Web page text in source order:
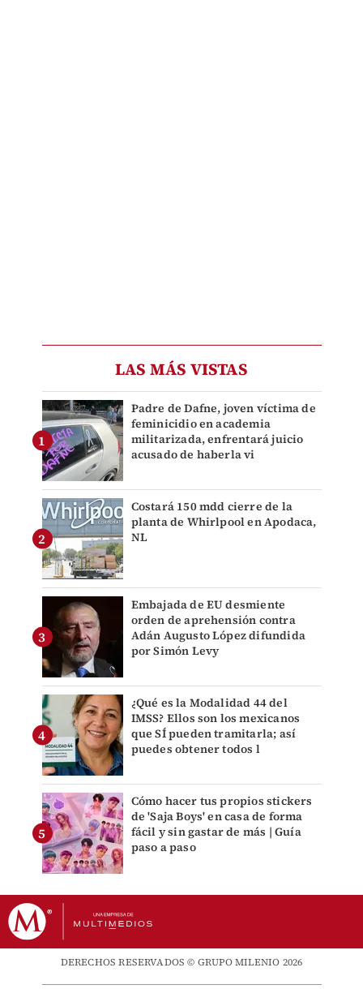
LAS MÁS VISTAS
Padre de Dafne, joven víctima de
feminicidio en academia
militarizada, enfrentará juicio
acusado de haberla vi
Costará 150 mdd cierre de la
planta de Whirlpool en Apodaca,
NL
Embajada de EU desmiente
orden de aprehensión contra
Adán Augusto López difundida
por Simón Levy
¿Qué es la Modalidad 44 del
IMSS? Ellos son los mexicanos
que SÍ pueden tramitarla; así
puedes obtener todos l
Cómo hacer tus propios stickers
de 'Saja Boys' en casa de forma
fácil y sin gastar de más | Guía
paso a paso
DERECHOS RESERVADOS © GRUPO MILENIO 2026